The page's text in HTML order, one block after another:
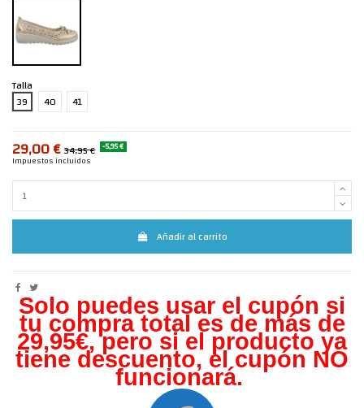
Talla
39
40 41
29,00 € 34,95 € -5,95 €
Impuestos incluidos
Añadir al carrito
Solo puedes usar el cupón si
tu compra total es de más de
29,95€, pero si el producto ya
tiene descuento, el cupón NO
funcionará.